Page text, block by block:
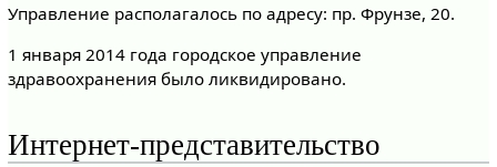
Управление располагалось по адресу: пр. Фрунзе, 20.
1 января 2014 года городское управление
здравоохранения было ликвидировано.
Интернет-представительство